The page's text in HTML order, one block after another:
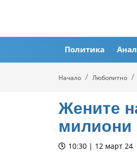
Политика
Начало Любопитно
Жените
милиони
10:30 | 12 март 24